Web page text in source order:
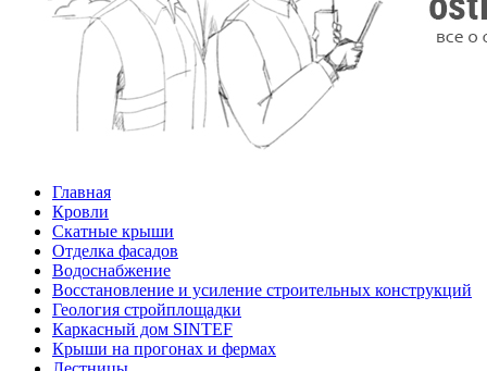
Главная
Кровли
Скатные крыши
Отделка фасадов
Водоснабжение
Восстановление и усиление строительных конструкций
Геология стройплощадки
Каркасный дом SINTEF
Крыши на прогонах и фермах